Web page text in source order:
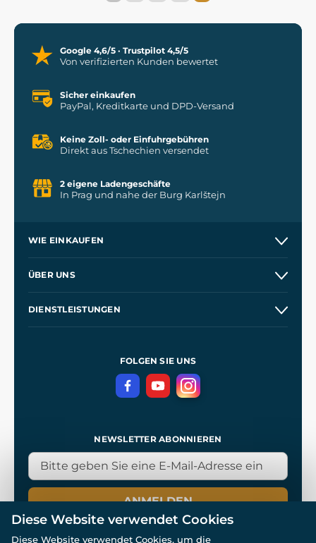
Google 4,6/5 · Trustpilot 4,5/5
Von verifizierten Kunden bewertet
Sicher einkaufen
PayPal, Kreditkarte und DPD-Versand
Keine Zoll- oder Einfuhrgebühren
Direkt aus Tschechien versendet
2 eigene Ladengeschäfte
In Prag und nahe der Burg Karlštejn
WIE EINKAUFEN
Kontakt
ÜBER UNS
DIENSTLEISTUNGEN
GeschäftsbedingungenFOLGEN SIE UNS
NEWSLETTER ABONNIEREN
ANMELDEN
Diese Website verwendet Cookies
Diese Website verwendet Cookies, um die